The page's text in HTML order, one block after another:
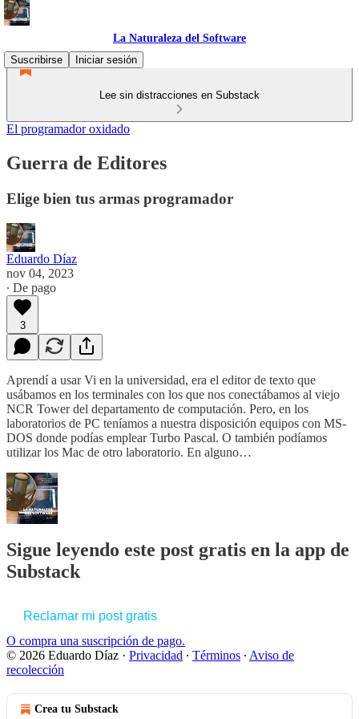
La Naturaleza del Software
Suscribirse
Iniciar sesión
Lee sin distracciones en Substack
El programador oxidado
Guerra de Editores
Elige bien tus armas programador
Eduardo Díaz
nov 04, 2023
∙ De pago
3
Aprendí a usar Vi en la universidad, era el editor de texto que
usábamos en los terminales con los que nos conectábamos al viejo
NCR Tower del departamento de computación. Pero, en los
laboratorios de PC teníamos a nuestra disposición equipos con MS-
DOS donde podías emplear Turbo Pascal. O también podíamos
utilizar los Mac de otro laboratorio. En alguno…
Sigue leyendo este post gratis en la app de
Substack
Reclamar mi post gratis
O compra una suscripción de pago.
© 2026 Eduardo Díaz · Privacidad ∙ Términos ∙ Aviso de
recolección
Crea tu Substack